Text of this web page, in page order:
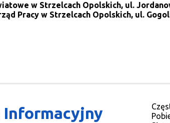
w Strzelcach Opolskich, ul.
Pracy w Strzelcach Opolskich, ul.